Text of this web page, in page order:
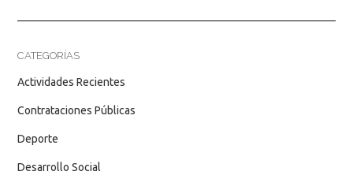
CATEGORÍAS
Actividades Recientes
Contrataciones Públicas
Deporte
Desarrollo Social